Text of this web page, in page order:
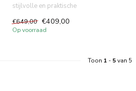
stijlvolle en praktische
oplossing om je badkamer te
ver...
€649,00 €409,00
Op voorraad
Toon 1 - 5van 5